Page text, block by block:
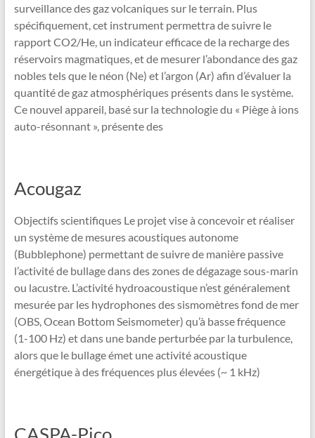
surveillance des gaz volcaniques sur le terrain. Plus
spécifiquement, cet instrument permettra de suivre le
rapport CO2/He, un indicateur efficace de la recharge des
réservoirs magmatiques, et de mesurer l’abondance des gaz
nobles tels que le néon (Ne) et l’argon (Ar) afin d’évaluer la
quantité de gaz atmosphériques présents dans le système.
Ce nouvel appareil, basé sur la technologie du « Piège à ions
auto-résonnant », présente des
Acougaz
Objectifs scientifiques Le projet vise à concevoir et réaliser
un système de mesures acoustiques autonome
(Bubblephone) permettant de suivre de manière passive
l’activité de bullage dans des zones de dégazage sous-marin
ou lacustre. L’activité hydroacoustique n’est généralement
mesurée par les hydrophones des sismomètres fond de mer
(OBS, Ocean Bottom Seismometer) qu’à basse fréquence
(1-100 Hz) et dans une bande perturbée par la turbulence,
alors que le bullage émet une activité acoustique
énergétique à des fréquences plus élevées (~ 1 kHz)